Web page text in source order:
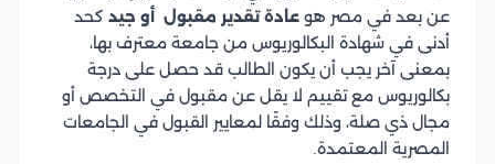
عن بعد في مصر هو عادة تقدير مقبول أو جيد كحد
أدنى في شهادة البكالوريوس من جامعة معترف بها،
بمعنى آخر يجب أن يكون الطالب قد حصل على درجة
بكالوريوس مع تقييم لا يقل عن مقبول في التخصص أو
مجال ذي صلة، وذلك وفقًا لمعايير القبول في الجامعات
المصرية المعتمدة.